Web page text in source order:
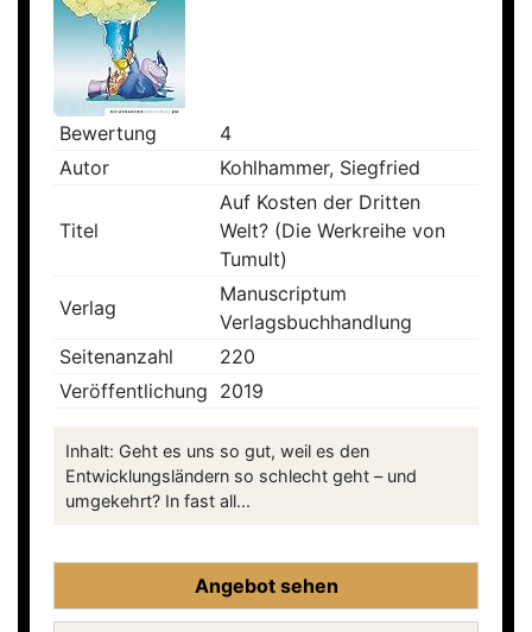
Bewertung
4
Autor
Kohlhammer, Siegfried
Titel
Auf Kosten der Dritten
Welt? (Die Werkreihe von
Tumult)
Verlag
Manuscriptum
Verlagsbuchhandlung
Seitenanzahl
220
Veröffentlichung 2019
Inhalt: Geht es uns so gut, weil es den
Entwicklungsländern so schlecht geht – und
umgekehrt? In fast all...
Angebot sehen